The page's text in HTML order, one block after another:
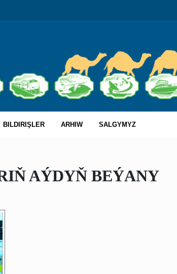
BILDIRIŞLER ARHIW SALGYMYZ
AÝDYŇ BEÝANY